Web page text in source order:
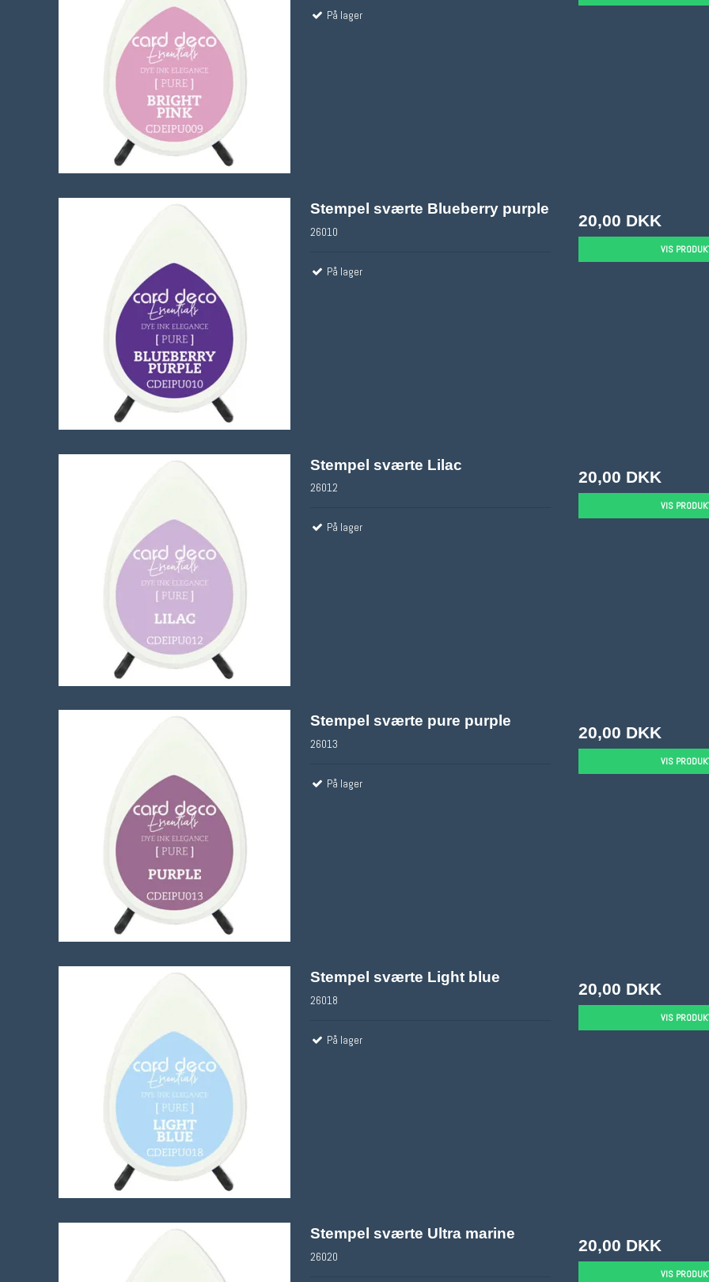
På lager
Stempel sværte Blueberry purple
26010
På lager
20,00 DKK
VIS
Stempel sværte Lilac
26012
På lager
20,00 DKK
VIS
Stempel sværte pure purple
26013
På lager
20,00 DKK
VIS
Stempel sværte Light blue
26018
På lager
20,00 DKK
VIS
Stempel sværte Ultra marine
26020
20,00 DKK
VIS